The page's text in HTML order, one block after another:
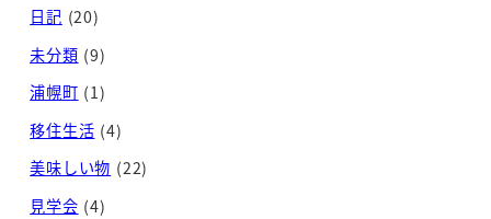
日記 (20)
未分類 (9)
浦幌町 (1)
移住生活 (4)
美味しい物 (22)
見学会 (4)